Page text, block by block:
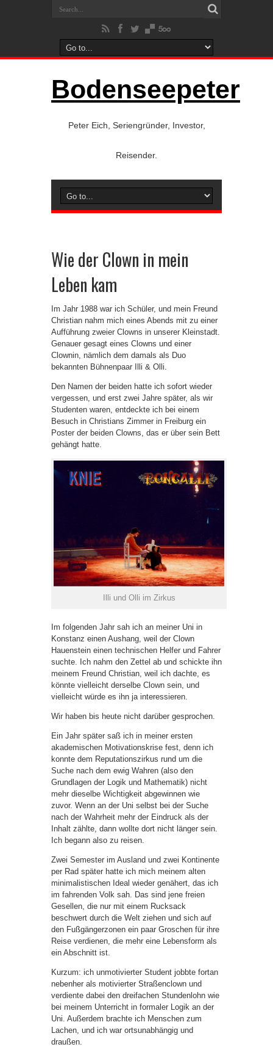
Bodenseepeter
Peter Eich, Seriengründer, Investor,
Reisender.
Wie der Clown in mein
Leben kam
Im Jahr 1988 war ich Schüler, und mein Freund
Christian nahm mich eines Abends mit zu einer
Aufführung zweier Clowns in unserer Kleinstadt.
Genauer gesagt eines Clowns und einer
Clownin, nämlich dem damals als Duo
bekannten Bühnenpaar Illi & Olli.
Den Namen der beiden hatte ich sofort wieder
vergessen, und erst zwei Jahre später, als wir
Studenten waren, entdeckte ich bei einem
Besuch in Christians Zimmer in Freiburg ein
Poster der beiden Clowns, das er über sein Bett
gehängt hatte.
Illi und Olli im Zirkus
Im folgenden Jahr sah ich an meiner Uni in
Konstanz einen Aushang, weil der Clown
Hauenstein einen technischen Helfer und Fahrer
suchte. Ich nahm den Zettel ab und schickte ihn
meinem Freund Christian, weil ich dachte, es
könnte vielleicht derselbe Clown sein, und
vielleicht würde es ihn ja interessieren.
Wir haben bis heute nicht darüber gesprochen.
Ein Jahr später saß ich in meiner ersten
akademischen Motivationskrise fest, denn ich
konnte dem Reputationszirkus rund um die
Suche nach dem ewig Wahren (also den
Grundlagen der Logik und Mathematik) nicht
mehr dieselbe Wichtigkeit abgewinnen wie
zuvor. Wenn an der Uni selbst bei der Suche
nach der Wahrheit mehr der Eindruck als der
Inhalt zählte, dann wollte dort nicht länger sein.
Ich begann also zu reisen.
Zwei Semester im Ausland und zwei Kontinente
per Rad später hatte ich mich meinem alten
minimalistischen Ideal wieder genähert, das ich
im fahrenden Volk sah. Das sind jene freien
Gesellen, die nur mit einem Rucksack
beschwert durch die Welt ziehen und sich auf
den Fußgängerzonen ein paar Groschen für ihre
Reise verdienen, die mehr eine Lebensform als
ein Abschnitt ist.
Kurzum: ich unmotivierter Student jobbte fortan
nebenher als motivierter Straßenclown und
verdiente dabei den dreifachen Stundenlohn wie
bei meinem Unterricht in formaler Logik an der
Uni. Außerdem brachte ich Menschen zum
Lachen, und ich war ortsunabhängig und
draußen.